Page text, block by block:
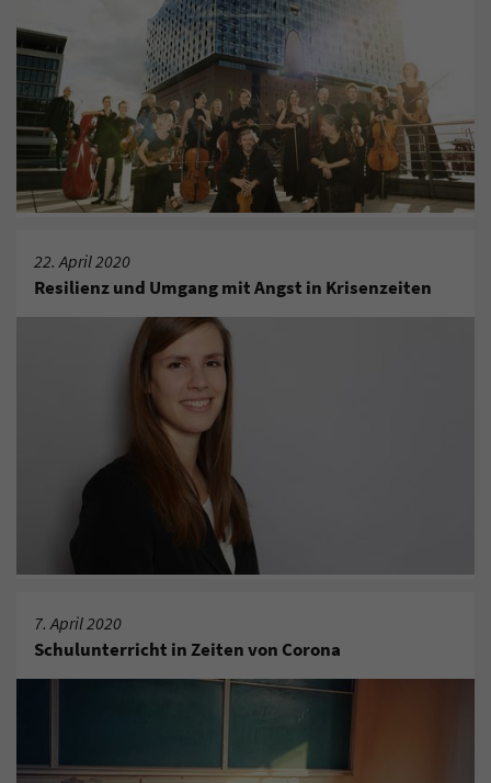
22. April 2020
Resilienz und Umgang mit Angst in Krisenzeiten
7. April 2020
Schulunterricht in Zeiten von Corona